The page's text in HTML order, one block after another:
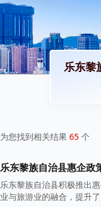
乐东黎
为您找到相关结果 65 个
乐东黎族自治县惠企政
乐东黎族自治县积极推出
业与旅游业的融合，提升